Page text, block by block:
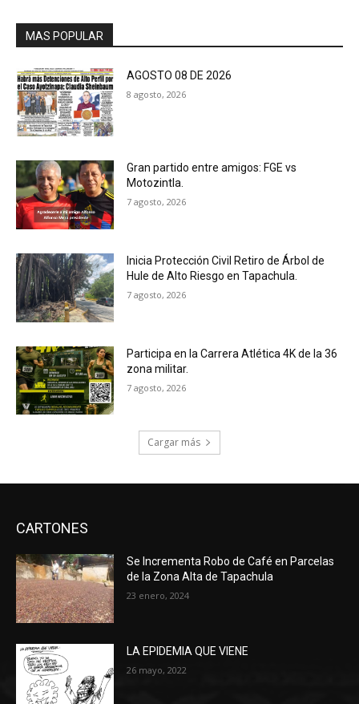
MAS POPULAR
AGOSTO 08 DE 2026
8 agosto, 2026
Gran partido entre amigos: FGE vs
Motozintla.
7 agosto, 2026
Inicia Protección Civil Retiro de Árbol de
Hule de Alto Riesgo en Tapachula.
7 agosto, 2026
Participa en la Carrera Atlética 4K de la 36
zona militar.
7 agosto, 2026
Cargar más
CARTONES
Se Incrementa Robo de Café en Parcelas
de la Zona Alta de Tapachula
23 enero, 2024
LA EPIDEMIA QUE VIENE
26 mayo, 2022